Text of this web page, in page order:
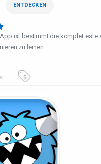
ENTDECKEN
ist bestimmt die kompletteste
zu lernen